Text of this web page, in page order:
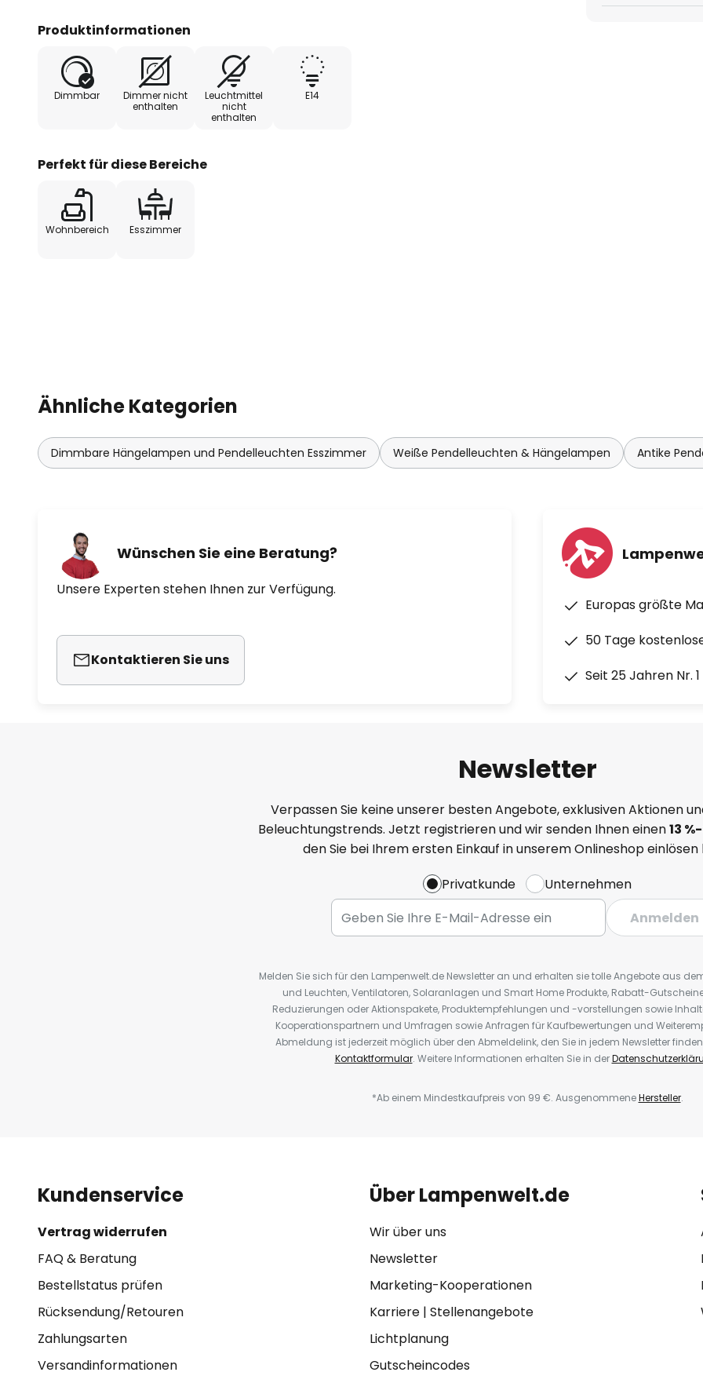
Produktinformationen
Dimmbar
Dimmer nicht
enthalten
Leuchtmittel
nicht
enthalten
E14
Perfekt für diese Bereiche
Wohnbereich Esszimmer
Ähnliche Kategorien
Dimmbare Hängelampen und Pendelleuchten Esszimmer Weiße Pendelleuchten & Hängelampen Antike
Wünschen Sie eine Beratung?
Unsere Experten stehen Ihnen zur Verfügung.
Kontaktieren Sie uns
Europas größte
50 Tage
Seit 25 Jahren Nr.
Newsletter
Verpassen Sie keine unserer besten Angebote, exklusiven Aktionen
Beleuchtungstrends. Jetzt registrieren und wir senden Ihnen einen13 %-
den Sie bei Ihrem ersten Einkauf in unserem Onlineshop einlösen
Privatkunde
Unternehmen
Anmelden
Melden Sie sich für den Lampenwelt.de Newsletter an und erhalten sie tolle Angebote aus
und Leuchten, Ventilatoren, Solaranlagen und Smart Home Produkte, Rabatt-
Reduzierungen oder Aktionspakete, Produktempfehlungen und -vorstellungen sowie
Kooperationspartnern und Umfragen sowie Anfragen für Kaufbewertungen und
Abmeldung ist jederzeit möglich über den Abmeldelink, den Sie in jedem Newsletter
Kontaktformular. Weitere Informationen erhalten Sie in der
*Ab einem Mindestkaufpreis von 99 €. AusgenommeneHersteller.
Kundenservice
Vertrag widerrufen
FAQ & Beratung
Bestellstatus prüfen
Rücksendung/Retouren
Zahlungsarten
Versandinformationen
Über Lampenwelt.de
Wir über uns
Newsletter
Marketing-Kooperationen
Karriere| Stellenangebote
Lichtplanung
Gutscheincodes